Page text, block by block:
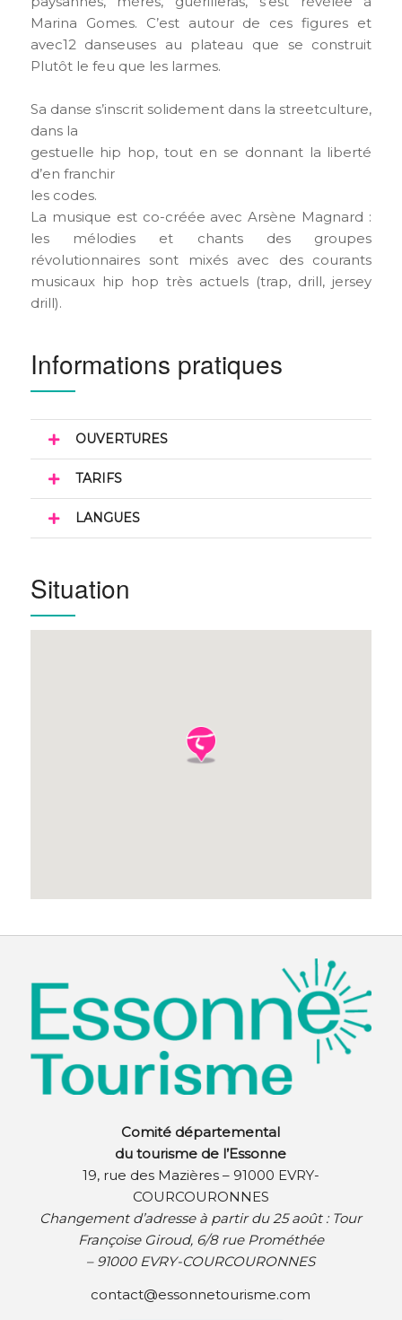
Marina Gomes. C’est autour de ces figures et
avec12 danseuses au plateau que se construit
Plutôt le feu que les larmes.
Sa danse s’inscrit solidement dans la streetculture,
dans la
gestuelle hip hop, tout en se donnant la liberté
d’en franchir
les codes.
La musique est co-créée avec Arsène Magnard :
les mélodies et chants des groupes
révolutionnaires sont mixés avec des courants
musicaux hip hop très actuels (trap, drill, jersey
drill).
Informations pratiques
OUVERTURES
TARIFS
LANGUES
Situation
Comité départemental
du tourisme de l’Essonne
19, rue des Mazières – 91000 EVRY-
COURCOURONNES
Changement d’adresse à partir du 25 août : Tour
Françoise Giroud, 6/8 rue Prométhée
– 91000 EVRY-COURCOURONNES
contact@essonnetourisme.com